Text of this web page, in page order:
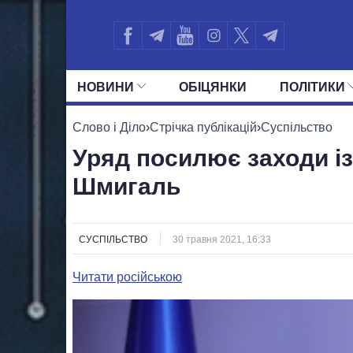
НОВИНИ ОБIЦЯНКИ ПОЛIТИКИ
УСІ ПОЛІТИКИ ПРЕЗИДЕНТ І ОФІС
Слово і Діло›Стрічка публікацій›Суспільство
Уряд посилює заходи
Шмигаль
СУСПІЛЬСТВО 30 травня 2021, 16:33
Читати російською